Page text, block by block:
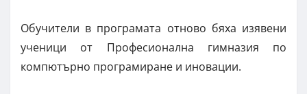
Обучители в програмата отново бяха изявени
ученици от Професионална гимназия по
компютърно програмиране и иновации.